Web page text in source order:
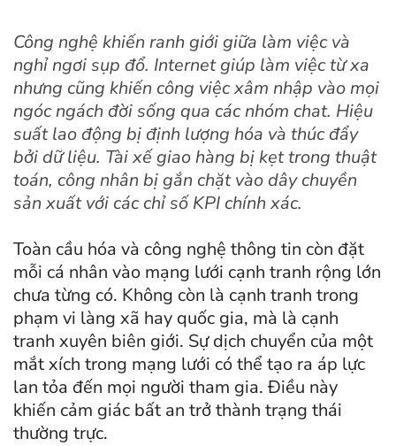
Công nghệ khiến ranh giới giữa làm việc và
nghỉ ngơi sụp đổ. Internet giúp làm việc từ xa
nhưng cũng khiến công việc xâm nhập vào mọi
ngóc ngách đời sống qua các nhóm chat. Hiệu
suất lao động bị định lượng hóa và thúc đẩy
bởi dữ liệu. Tài xế giao hàng bị kẹt trong thuật
toán, công nhân bị gắn chặt vào dây chuyền
sản xuất với các chỉ số KPI chính xác.
Toàn cầu hóa và công nghệ thông tin còn đặt
mỗi cá nhân vào mạng lưới cạnh tranh rộng lớn
chưa từng có. Không còn là cạnh tranh trong
phạm vi làng xã hay quốc gia, mà là cạnh
tranh xuyên biên giới. Sự dịch chuyển của một
mắt xích trong mạng lưới có thể tạo ra áp lực
lan tỏa đến mọi người tham gia. Điều này
khiến cảm giác bất an trở thành trạng thái
thường trực.